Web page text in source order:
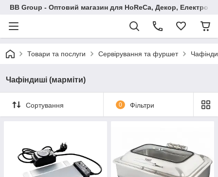
BB Group - Оптовий магазин для HoReCa, Декор,
Товари та послуги Сервірування та фуршет
Чафіндиші (марміти)
Сортування 0 Фільтри